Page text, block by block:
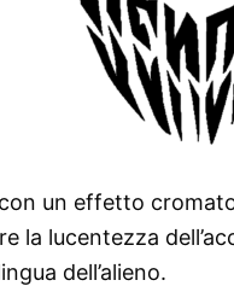
un effetto
la lucentezza
dell’alieno.